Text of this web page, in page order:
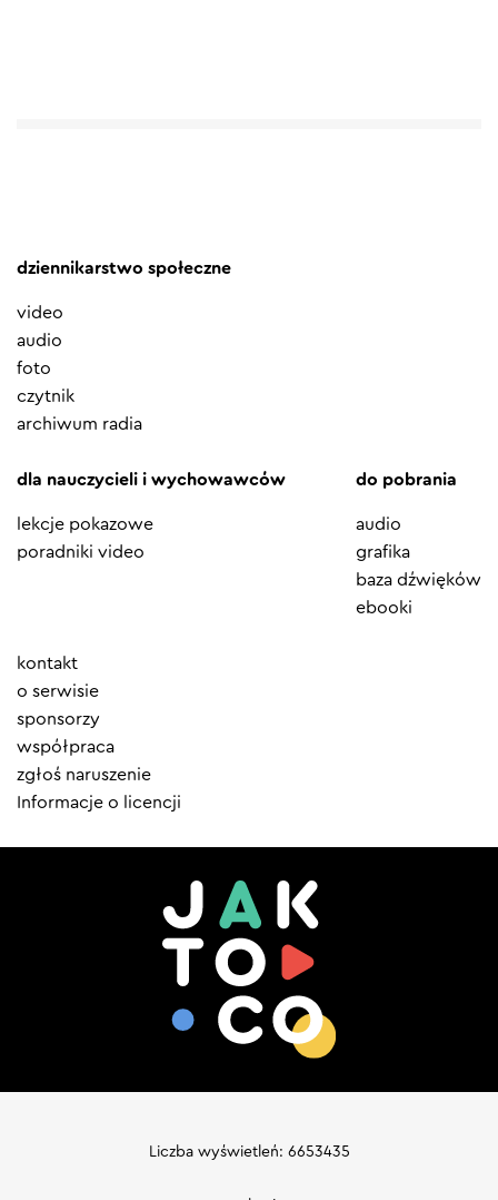
dziennikarstwo społeczne
video
audio
foto
czytnik
archiwum radia
dla nauczycieli i wychowawców
lekcje pokazowe
poradniki video
do pobrania
audio
grafika
baza dźwięków
ebooki
Element
menu
kontakt
o serwisie
sponsorzy
współpraca
zgłoś naruszenie
Informacje o licencji
Liczba wyświetleń: 6653435